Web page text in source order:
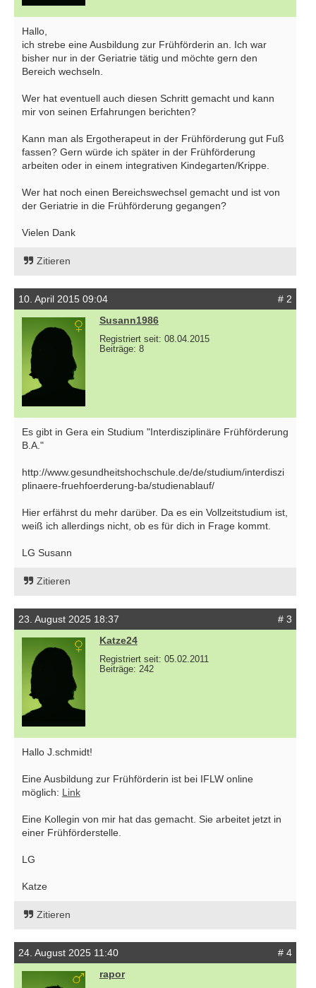
Hallo,
ich strebe eine Ausbildung zur Frühförderin an. Ich war
bisher nur in der Geriatrie tätig und möchte gern den
Bereich wechseln.
Wer hat eventuell auch diesen Schritt gemacht und kann
mir von seinen Erfahrungen berichten?
Kann man als Ergotherapeut in der Frühförderung gut Fuß
fassen? Gern würde ich später in der Frühförderung
arbeiten oder in einem integrativen Kindegarten/Krippe.
Wer hat noch einen Bereichswechsel gemacht und ist von
der Geriatrie in die Frühförderung gegangen?
Vielen Dank
Zitieren
10. April 2015 09:04
# 2
Susann1986
Registriert seit: 08.04.2015
Beiträge: 8
Es gibt in Gera ein Studium "Interdisziplinäre Frühförderung
B.A."
http://www.gesundheitshochschule.de/de/studium/interdiszi
plinaere-fruehfoerderung-ba/studienablauf/
Hier erfährst du mehr darüber. Da es ein Vollzeitstudium ist,
weiß ich allerdings nicht, ob es für dich in Frage kommt.
LG Susann
Zitieren
23. August 2025 18:37
# 3
Katze24
Registriert seit: 05.02.2011
Beiträge: 242
Hallo J.schmidt!
Eine Ausbildung zur Frühförderin ist bei IFLW online
möglich: Link
Eine Kollegin von mir hat das gemacht. Sie arbeitet jetzt in
einer Frühförderstelle.
LG
Katze
Zitieren
24. August 2025 11:40
# 4
rapor